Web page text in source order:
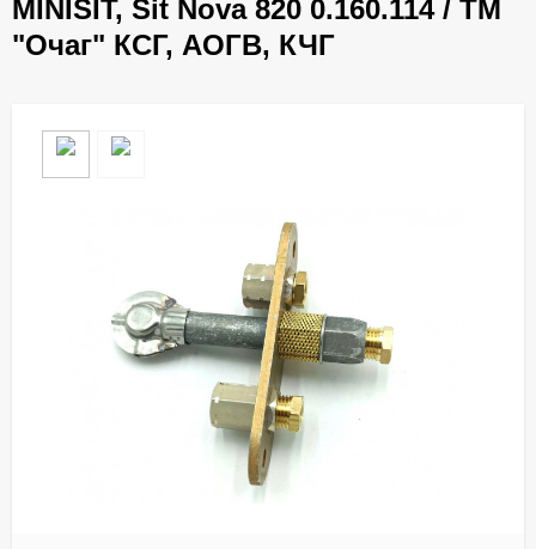
MINISIT, Sit Nova 820 0.160.114 / ТМ
"Очаг" КСГ, АОГВ, КЧГ